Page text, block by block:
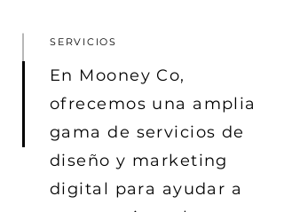
SERVICIOS
En Mooney Co,
ofrecemos una amplia
gama de servicios de
diseño y marketing
digital para ayudar a